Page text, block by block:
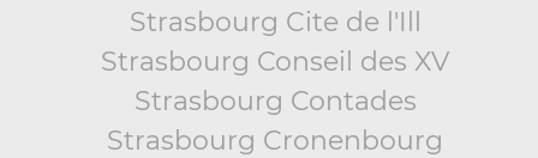
Strasbourg Cite de l'Ill
Strasbourg Conseil des XV
Strasbourg Contades
Strasbourg Cronenbourg